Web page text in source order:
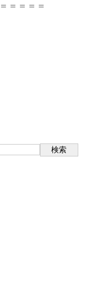
＝＝＝＝
検索